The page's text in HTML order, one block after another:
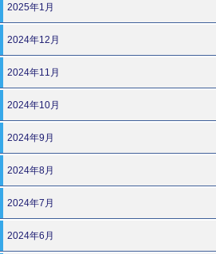
2025年1月
2024年12月
2024年11月
2024年10月
2024年9月
2024年8月
2024年7月
2024年6月